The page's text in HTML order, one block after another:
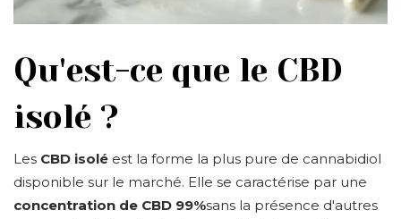
Qu'est-ce que le CBD
isolé ?
Les CBD isolé est la forme la plus pure de cannabidiol
disponible sur le marché. Elle se caractérise par une
concentration de CBD 99%sans la présence d'autres